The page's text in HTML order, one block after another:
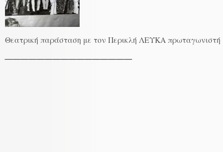
Θεατρική παράσταση με τον Περικλή ΛΕΥΚΑ πρωταγωνιστή
————————————————